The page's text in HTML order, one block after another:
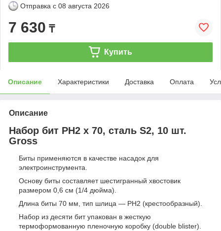
Отправка с 08 августа 2026
7 630 ₸
Купить
Описание Характеристики Доставка Оплата
Описание
Набор бит PH2 х 70, сталь S2, 10 шт.
Gross
Биты применяются в качестве насадок для
электроинструмента.
Основу биты составляет шестигранный хвостовик
размером 0,6 см (1/4 дюйма).
Длина биты 70 мм, тип шлица — PH2 (крестообразный).
Набор из десяти бит упакован в жесткую
термоформованную пленочную коробку (double blister).